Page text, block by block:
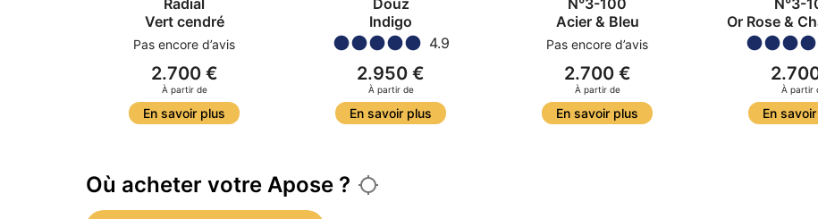
Radial
Vert cendré
Pas encore d’avis
2.700 €
À partir de
En savoir plus
Douz
Indigo
4.9
2.950 €
À partir de
En savoir plus
N°3-100
Acier & Bleu
Pas encore d’avis
2.700 €
À partir de
En savoir plus
N°3-
Or Rose &
À partir
En
Où acheter votre Apose ?